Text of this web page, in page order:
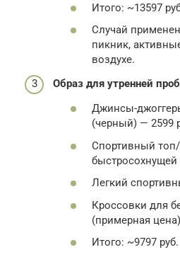
Итого: ~13597
Случай
пикник,
воздухе.
Образ для утренней
Джинсы-
(черный) — 2599
Спортивный
быстросохнущей
Легкий
Кроссовки для
(примерная цена)
Итого: ~9797 руб.